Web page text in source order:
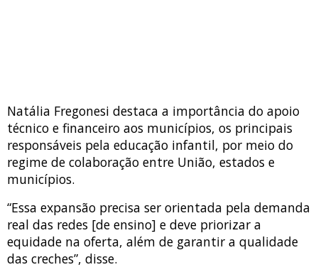
Natália Fregonesi destaca a importância do apoio
técnico e financeiro aos municípios, os principais
responsáveis pela educação infantil, por meio do
regime de colaboração entre União, estados e
municípios.
“Essa expansão precisa ser orientada pela demanda
real das redes [de ensino] e deve priorizar a
equidade na oferta, além de garantir a qualidade
das creches”, disse.